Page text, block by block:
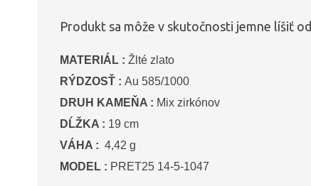
Produkt sa môže v skutočnosti jemne líšiť
MATERIÁL : Žlté zlato
RÝDZOSŤ : Au 585/1000
DRUH KAMEŇA : Mix zirkónov
DĹŽKA : 19 cm
VÁHA : 4,42 g
MODEL : PRET25 14-5-1047